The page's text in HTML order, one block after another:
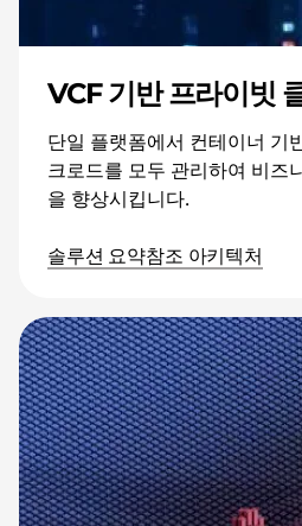
VCF 기반 프라이빗
단일 플랫폼에서 컨테이너 기
크로드를 모두 관리하여 비즈
을 향상시킵니다.
솔루션 요약참조 아키텍처